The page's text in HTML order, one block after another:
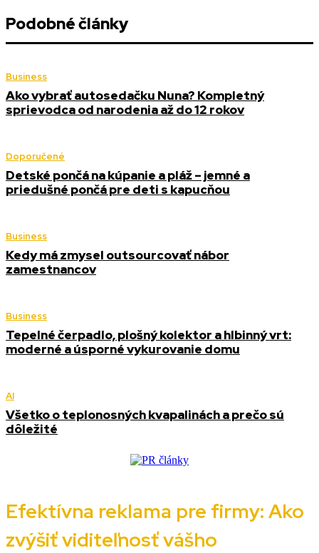
Podobné články
Business
Ako vybrať autosedačku Nuna? Kompletný
sprievodca od narodenia až do 12 rokov
Doporučené
Detské pončá na kúpanie a pláž – jemné a
priedušné pončá pre deti s kapucňou
Business
Kedy má zmysel outsourcovať nábor
zamestnancov
Business
Tepelné čerpadlo, plošný kolektor a hlbinný vrt:
moderné a úsporné vykurovanie domu
AI
Všetko o teplonosných kvapalinách a prečo sú
dôležité
Efektívna reklama pre firmy: Ako
zvýšiť viditeľnosť vášho